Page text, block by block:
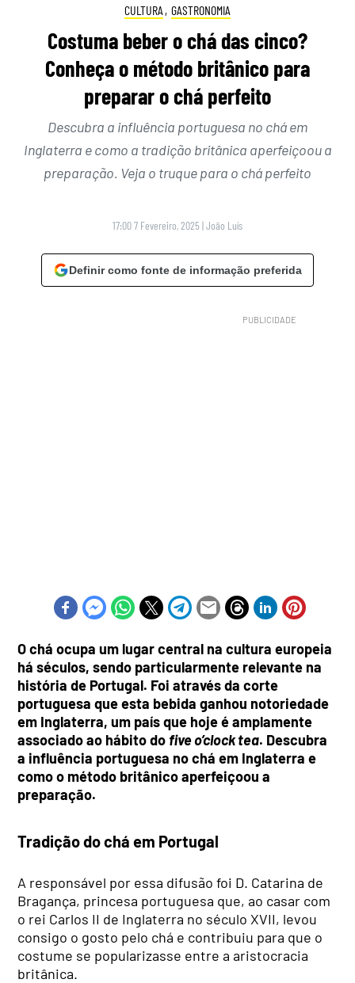
CULTURA , GASTRONOMIA
Costuma beber o chá das cinco?
Conheça o método britânico para
preparar o chá perfeito
Descubra a influência portuguesa no chá em
Inglaterra e como a tradição britânica aperfeiçoou a
preparação. Veja o truque para o chá perfeito
17:00 7 Fevereiro, 2025 |João Luís
Definir como fonte de informação preferida
O chá ocupa um lugar central na cultura europeia
há séculos, sendo particularmente relevante na
história de Portugal. Foi através da corte
portuguesa que esta bebida ganhou notoriedade
em Inglaterra, um país que hoje é amplamente
associado ao hábito do five o’clock tea. Descubra
a influência portuguesa no chá em Inglaterra e
como o método britânico aperfeiçoou a
preparação.
Tradição do chá em Portugal
A responsável por essa difusão foi D. Catarina de
Bragança, princesa portuguesa que, ao casar com
o rei Carlos II de Inglaterra no século XVII, levou
consigo o gosto pelo chá e contribuiu para que o
costume se popularizasse entre a aristocracia
britânica.